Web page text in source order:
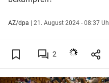
AZ/dpa | 21. August 2024 - 08:37
2